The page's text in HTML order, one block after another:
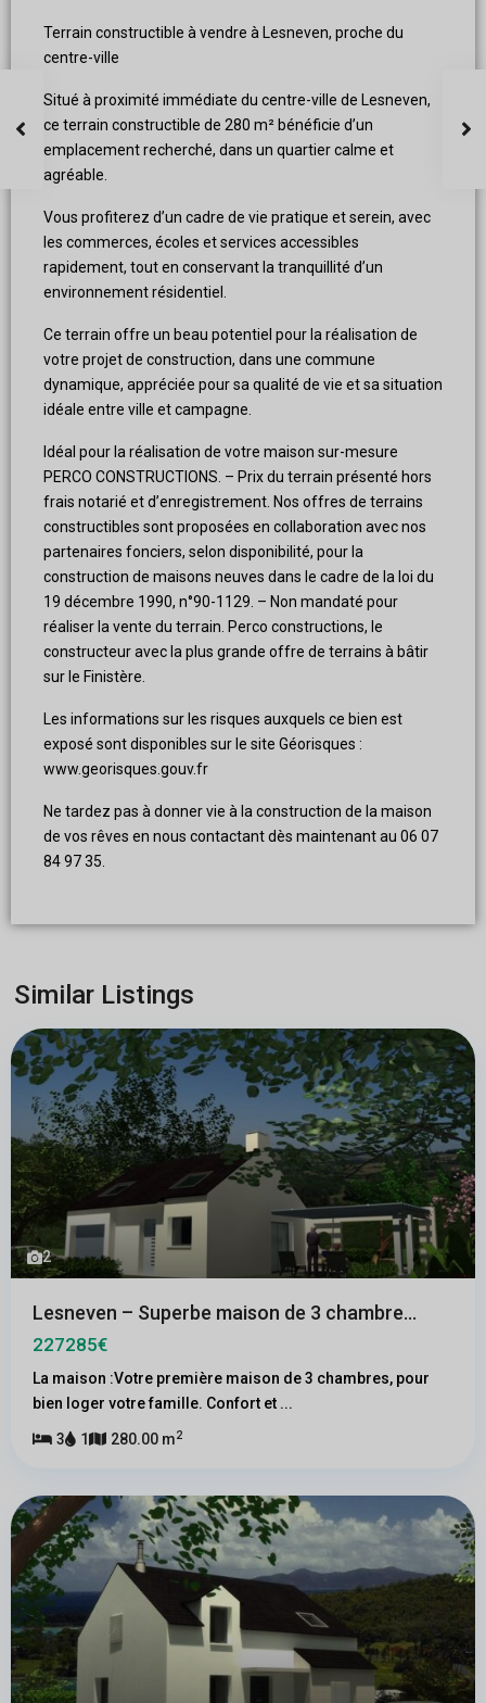
Terrain constructible à vendre à Lesneven, proche du
centre-ville
Situé à proximité immédiate du centre-ville de Lesneven,
ce terrain constructible de 280 m² bénéficie d’un
emplacement recherché, dans un quartier calme et
agréable.
Vous profiterez d’un cadre de vie pratique et serein, avec
les commerces, écoles et services accessibles
rapidement, tout en conservant la tranquillité d’un
environnement résidentiel.
Ce terrain offre un beau potentiel pour la réalisation de
votre projet de construction, dans une commune
dynamique, appréciée pour sa qualité de vie et sa situation
idéale entre ville et campagne.
Idéal pour la réalisation de votre maison sur-mesure
PERCO CONSTRUCTIONS. – Prix du terrain présenté hors
frais notarié et d’enregistrement. Nos offres de terrains
constructibles sont proposées en collaboration avec nos
partenaires fonciers, selon disponibilité, pour la
construction de maisons neuves dans le cadre de la loi du
19 décembre 1990, n°90-1129. – Non mandaté pour
réaliser la vente du terrain. Perco constructions, le
constructeur avec la plus grande offre de terrains à bâtir
sur le Finistère.
Les informations sur les risques auxquels ce bien est
exposé sont disponibles sur le site Géorisques :
www.georisques.gouv.fr
Ne tardez pas à donner vie à la construction de la maison
de vos rêves en nous contactant dès maintenant au 06 07
84 97 35.
Similar Listings
2
Lesneven – Superbe maison de 3 chambre...
227285€
La maison :Votre première maison de 3 chambres, pour
bien loger votre famille. Confort et ...
3 1 280.00 m2